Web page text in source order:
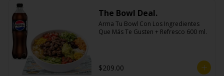
The Bowl Deal.
Arma Tu Bowl Con Los Ingredientes
Que Más Te Gusten + Refresco 600 ml.
$209.00